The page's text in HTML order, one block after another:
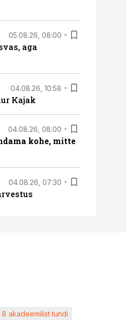
05.08.26, 08:00
aga
04.08.26, 10:58
Kajak
04.08.26, 08:00
kohe, mitte
04.08.26, 07:30
8 akadeemilist tundi